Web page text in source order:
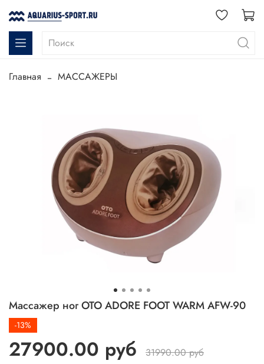
Главная МАССАЖЕРЫ
Массажер ног OTO ADORE FOOT WARM AFW-90
-13%
27900.00 руб
31990.00 руб